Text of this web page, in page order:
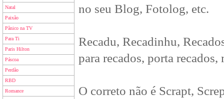
Natal
Paixão
Pânico na TV
Para Ti
Paris Hilton
Páscoa
Perdão
RBD
Romance
no seu Blog, Fotolog, etc.
Recadu, Recadinhu,
para recados, porta
O correto não é Scrapt,